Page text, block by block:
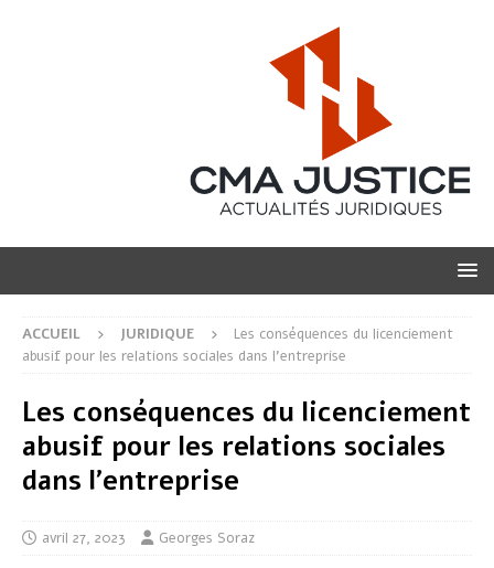
ACCUEIL JURIDIQUE
Les conséquences du licenciement
abusif pour les relations sociales dans l’entreprise
Les conséquences du licenciement
abusif pour les relations sociales
dans l’entreprise
avril 27, 2023 Georges Soraz